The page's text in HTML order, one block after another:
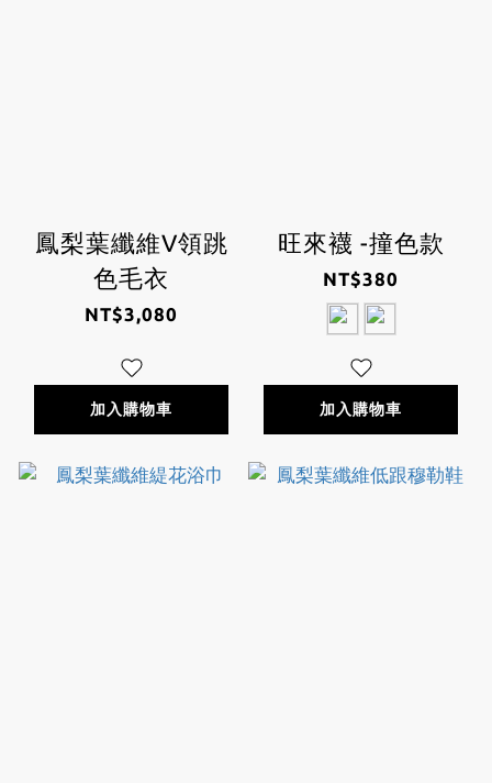
鳳梨葉纖維V領跳
色毛衣
NT$3,080
加入購物車
旺來襪 -撞色款
NT$380
加入購物車